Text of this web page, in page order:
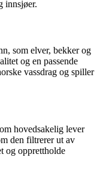
innsjøer.
som elver, bekker og
og en passende
vassdrag og spiller
hovedsakelig lever
den filtrerer ut av
og opprettholde